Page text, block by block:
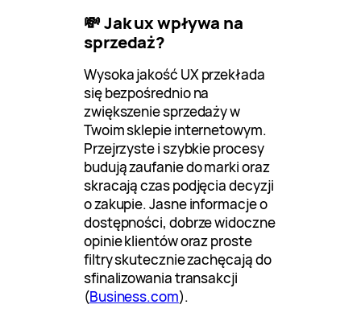
💸 Jak ux wpływa na
sprzedaż?
Wysoka jakość UX przekłada
się bezpośrednio na
zwiększenie sprzedaży w
Twoim sklepie internetowym.
Przejrzyste i szybkie procesy
budują zaufanie do marki oraz
skracają czas podjęcia decyzji
o zakupie. Jasne informacje o
dostępności, dobrze widoczne
opinie klientów oraz proste
filtry skutecznie zachęcają do
sfinalizowania transakcji
(Business.com).